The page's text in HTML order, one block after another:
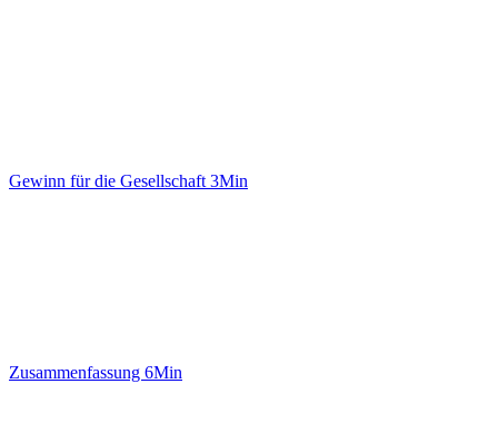
Gewinn für die Gesellschaft 3Min
Zusammenfassung 6Min